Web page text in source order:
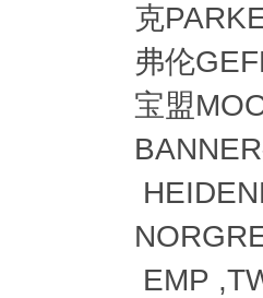
克
弗伦
宝盟
EMP